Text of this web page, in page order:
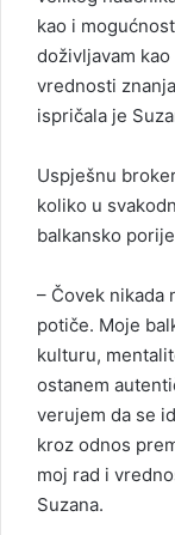
kao i
doživljavam
vrednosti
ispričala je
Uspješnu
koliko u
balkansko
– Čovek nikada
potiče. Moje
kulturu,
ostanem
verujem da se
kroz odnos
moj rad i
Suzana.